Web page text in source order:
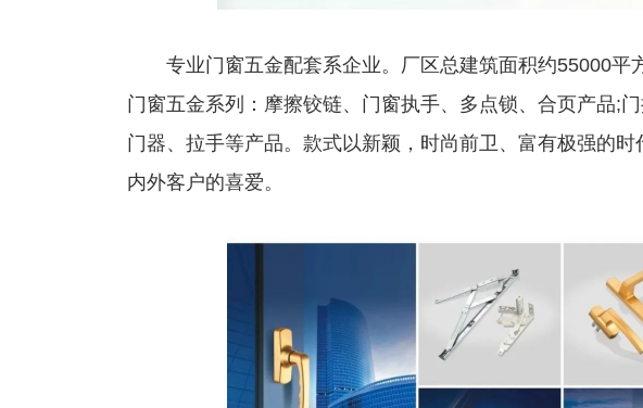
专业门窗五金配套系企业。厂区总建筑面积约55000平
门窗五金系列：摩擦铰链、门窗执手、多点锁、合页产品;
门器、拉手等产品。款式以新颖，时尚前卫、富有极强的
内外客户的喜爱。